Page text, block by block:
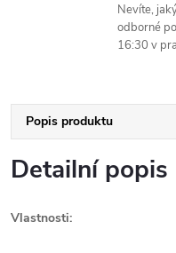
Nevíte,
odborné
16:30 v
Popis produktu
Detailní
Vlastnosti: